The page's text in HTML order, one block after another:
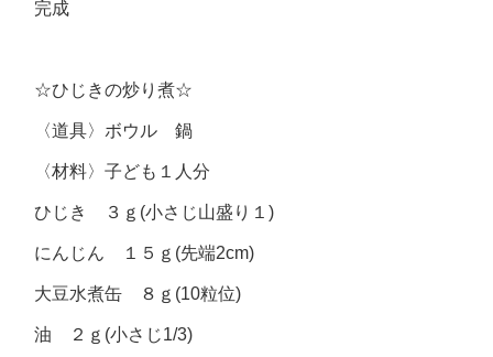
完成
☆ひじきの炒り煮☆
〈道具〉ボウル 鍋
〈材料〉子ども１人分
ひじき ３ｇ(小さじ山盛り１)
にんじん １５ｇ(先端2cm)
大豆水煮缶 ８ｇ(10粒位)
油 ２ｇ(小さじ1/3)